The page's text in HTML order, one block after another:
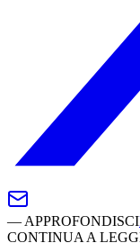
— APPROFONDISCI
CONTINUA A